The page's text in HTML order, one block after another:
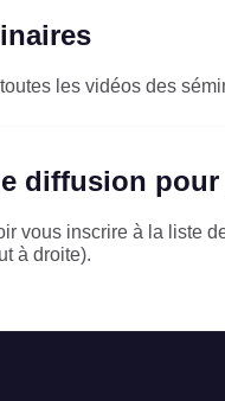
les vidéos des
diffusion pour
vous inscrire à la liste
à droite).